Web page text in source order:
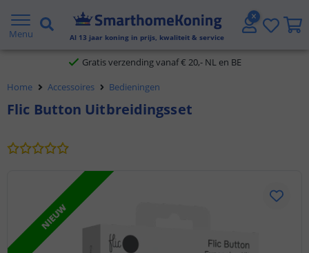
Menu Al 13 jaar koning in prijs, kwaliteit & service
2 jaar garantie
Gratis verzending vanaf € 20,- NL en BE
Klantbeoordeling 9.1
Home Accessoires Bedieningen
Flic Button Uitbreidingsset
NIEUW